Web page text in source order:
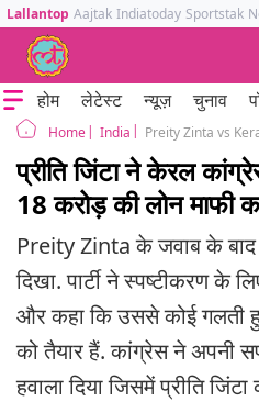
Lallantop Aajtak Indiatoday Sportstak
होम लेटेस्ट न्यूज़ चुनाव
Home India
प्रीति जिंटा ने केरल
18 करोड़ की लोन माफी
Preity Zinta के जवाब के
दिखा. पार्टी ने स्पष्टीकरण के
और कहा कि उससे कोई गलती
को तैयार हैं. कांग्रेस ने अपनी
हवाला दिया जिसमें प्रीति जिंटा